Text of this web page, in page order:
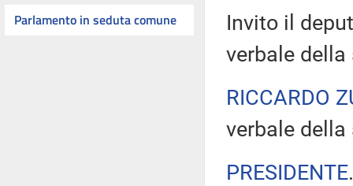
Parlamento in seduta comune
Invito il
verbale della
RICCARDO
verbale
PRESIDENTE